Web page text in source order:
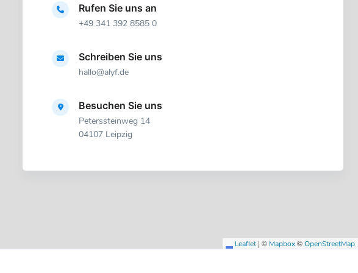
Rufen Sie uns an
+49 341 392 8585 0
Schreiben Sie uns
hallo@alyf.de
Besuchen Sie uns
Peterssteinweg 14
04107 Leipzig
Leaflet | © Mapbox©OpenStreetMap